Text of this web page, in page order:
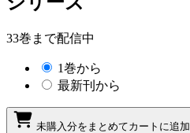
33巻まで配信中
1巻から
最新刊から
未購入分をまとめてカートに追加